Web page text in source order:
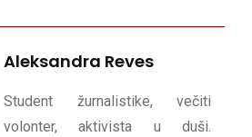
Aleksandra Reves
Student žurnalistike, večiti
volonter, aktivista u duši.